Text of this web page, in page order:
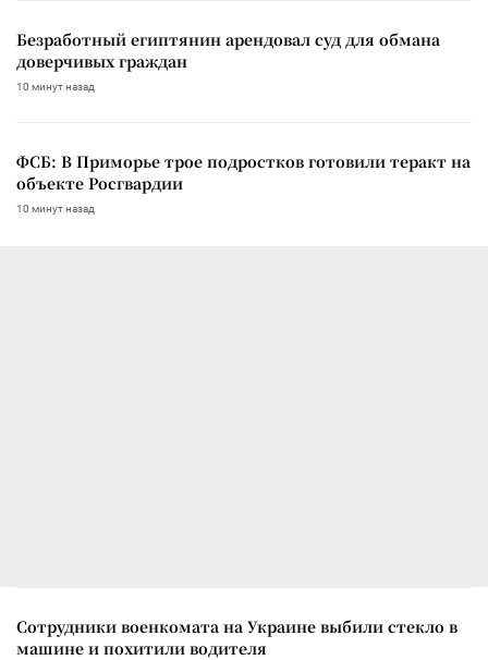
Безработный египтянин арендовал суд для обмана
доверчивых граждан
10 минут назад
ФСБ: В Приморье трое подростков готовили теракт на
объекте Росгвардии
10 минут назад
Сотрудники военкомата на Украине выбили стекло в
машине и похитили водителя